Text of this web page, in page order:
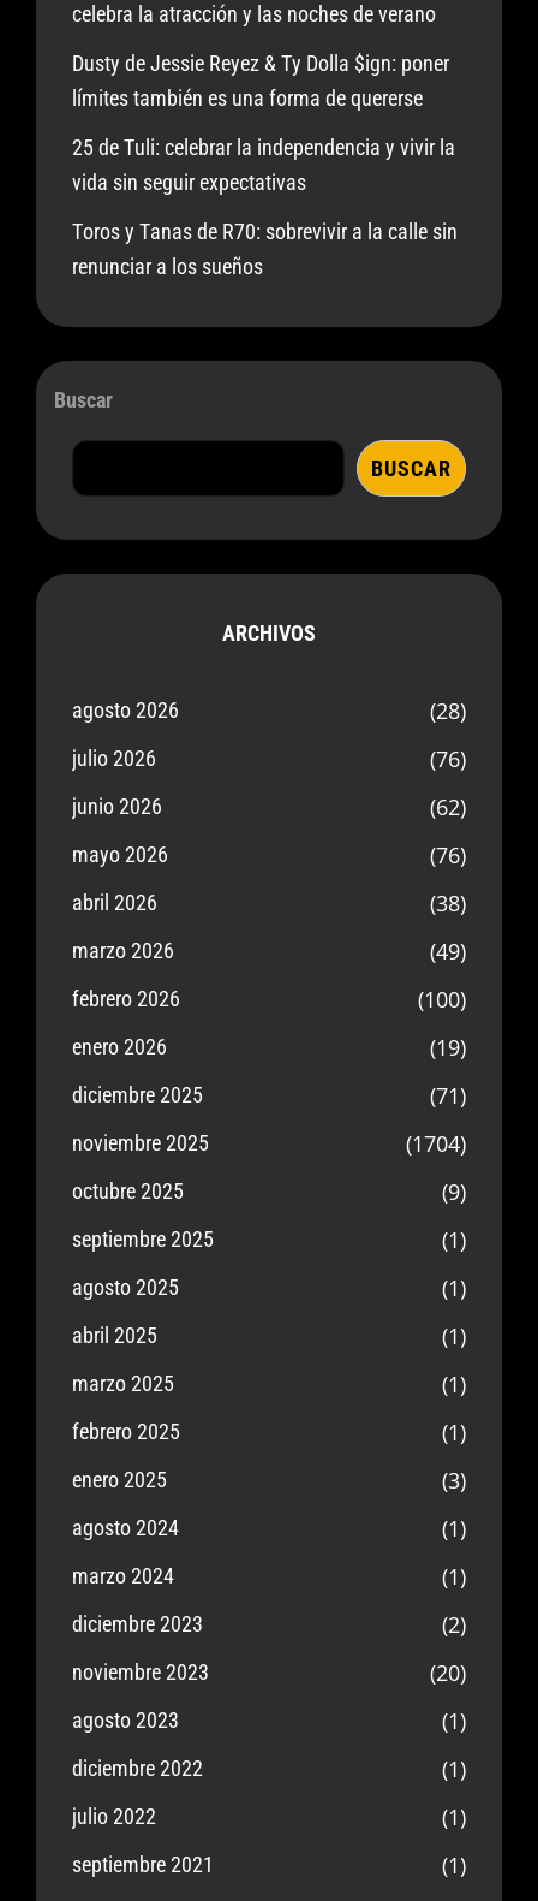
celebra la atracción y las noches de verano
Dusty de Jessie Reyez & Ty Dolla $ign: poner
límites también es una forma de quererse
25 de Tuli: celebrar la independencia y vivir la
vida sin seguir expectativas
Toros y Tanas de R70: sobrevivir a la calle sin
renunciar a los sueños
Buscar
BUSCAR
ARCHIVOS
agosto 2026 (28)
julio 2026 (76)
junio 2026 (62)
mayo 2026 (76)
abril 2026 (38)
marzo 2026 (49)
febrero 2026 (100)
enero 2026 (19)
diciembre 2025 (71)
noviembre 2025 (1704)
octubre 2025 (9)
septiembre 2025 (1)
agosto 2025 (1)
abril 2025 (1)
marzo 2025 (1)
febrero 2025 (1)
enero 2025 (3)
agosto 2024 (1)
marzo 2024 (1)
diciembre 2023 (2)
noviembre 2023 (20)
agosto 2023 (1)
diciembre 2022 (1)
julio 2022 (1)
septiembre 2021 (1)